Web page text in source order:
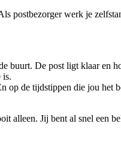
postbezorger werk je
buurt. De post ligt klaar en
is.
de tijdstippen die jou het
alleen. Jij bent al snel een